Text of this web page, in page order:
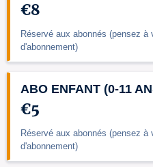
€8
Réservé aux abonnés (pensez
d'abonnement)
ABO ENFANT (0-11
€5
Réservé aux abonnés (pensez
d'abonnement)